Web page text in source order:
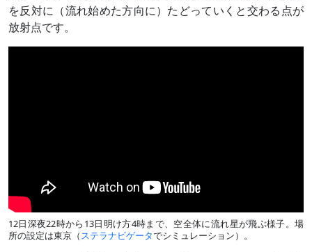
を反対に（流れ始めた方向に）たどっていくと交わる点が
放射点です。
12日深夜22時から13日明け方4時まで、空全体に流れ星が飛ぶ様子。場
所の設定は東京（ ステラナビゲータでシミュレーション）。